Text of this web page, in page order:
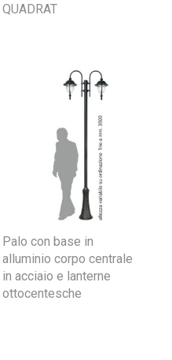
QUADRAT
Palo con base in
alluminio corpo centrale
in acciaio e lanterne
ottocentesche